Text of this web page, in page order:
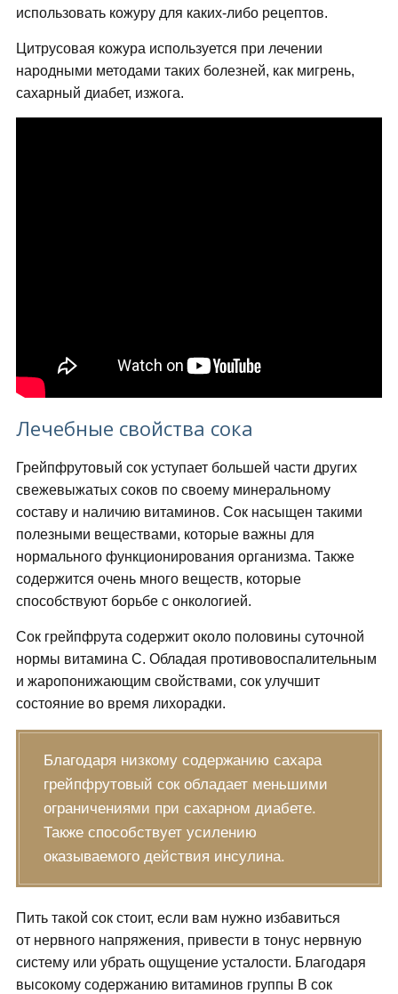
использовать кожуру для каких-либо рецептов.
Цитрусовая кожура используется при лечении
народными методами таких болезней, как мигрень,
сахарный диабет, изжога.
Лечебные свойства сока
Грейпфрутовый сок уступает большей части других
свежевыжатых соков по своему минеральному
составу и наличию витаминов. Сок насыщен такими
полезными веществами, которые важны для
нормального функционирования организма. Также
содержится очень много веществ, которые
способствуют борьбе с онкологией.
Сок грейпфрута содержит около половины суточной
нормы витамина С. Обладая противовоспалительным
и жаропонижающим свойствами, сок улучшит
состояние во время лихорадки.
Благодаря низкому содержанию сахара
грейпфрутовый сок обладает меньшими
ограничениями при сахарном диабете.
Также способствует усилению
оказываемого действия инсулина.
Пить такой сок стоит, если вам нужно избавиться
от нервного напряжения, привести в тонус нервную
систему или убрать ощущение усталости. Благодаря
высокому содержанию витаминов группы В сок